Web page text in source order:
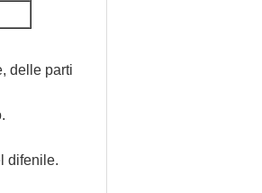
delle parti
difenile.